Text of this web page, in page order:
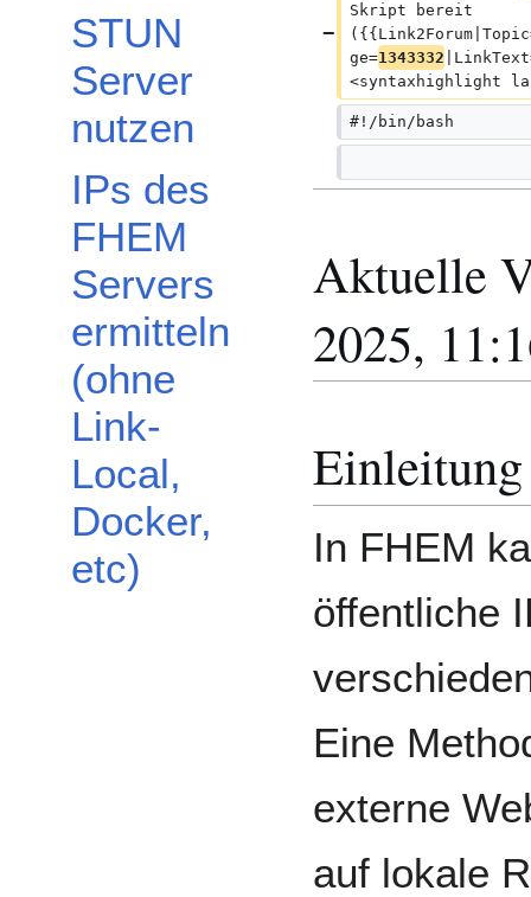
STUN
Server
nutzen
IPs des
FHEM
Servers
ermitteln
(ohne
Link-
Local,
Docker,
etc)
Skript bereit
ge=1343332
<syntaxhighlight
#!/bin/bash
Aktuelle
2025,
Einleitung
In FHEM
öffentliche
Eine
externe
auf lokale